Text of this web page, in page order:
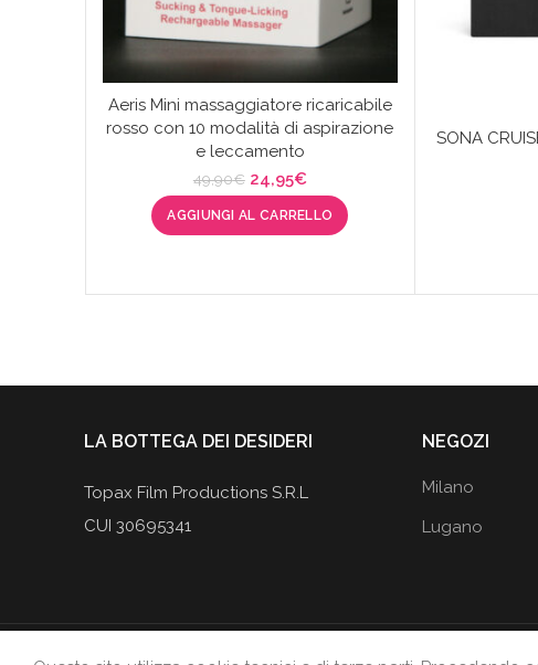
Aeris Mini massaggiatore ricaricabile
rosso con 10 modalità di aspirazione
e leccamento
49,90€ Il
prezzo
originale
era:
24,95€Il
prezzo
attuale
è:
AGGIUNGI AL CARRELLO
SONA
LA BOTTEGA DEI DESIDERI
Topax Film Productions S.R.L
CUI 30695341
NEGOZI
Milano
Lugano